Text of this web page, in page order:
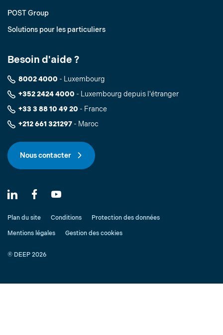
POST Group
Solutions pour les particuliers
Besoin d'aide ?
8002 4000 - Luxembourg
+352 2424 4000 - Luxembourg depuis l'étranger
+33 3 88 10 49 20 - France
+212 661 321297 - Maroc
Nous contacter
Plan du site Conditions Protection des données
Mentions légales Gestion des cookies
© DEEP 2026